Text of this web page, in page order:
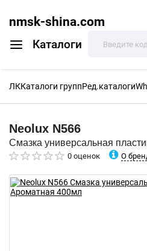
nmsk-shina.com
Каталоги
ЛККаталоги группРед.каталоги
Neolux N566
Смазка универсальная
0 оценок О